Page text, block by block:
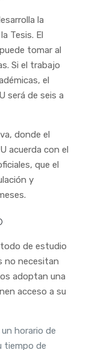
la
Tesis. El
tomar al
Si el trabajo
el
será de seis a
donde el
acuerda con el
que el
y
de estudio
no necesitan
adoptan una
acceso a su
horario de
tiempo de